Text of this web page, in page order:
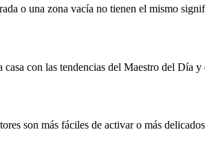
o una zona vacía no tienen el mismo
con las tendencias del Maestro del Día
son más fáciles de activar o más